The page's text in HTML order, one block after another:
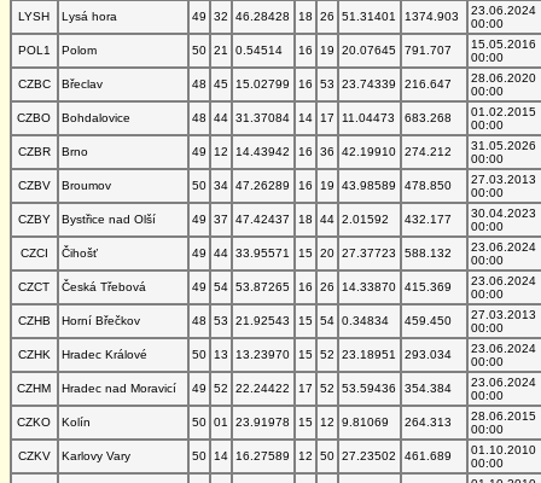
LYSH
Lysá hora 49 32 46.28428 18 26 51.31401 1374.903
23.06.2024
00:00
POL1
Polom 50 21 0.54514 16 19 20.07645 791.707
15.05.2016
00:00
CZBC
Břeclav 48 45 15.02799 16 53 23.74339 216.647
28.06.2020
00:00
CZBO
Bohdalovice 48 44 31.37084 14 17 11.04473 683.268
01.02.2015
00:00
CZBR
Brno 49 12 14.43942 16 36 42.19910 274.212
31.05.2026
00:00
CZBV
Broumov 50 34 47.26289 16 19 43.98589 478.850
27.03.2013
00:00
CZBY
Bystřice nad Olší 49 37 47.42437 18 44 2.01592 432.177
30.04.2023
00:00
CZCI
Čihošť 49 44 33.95571 15 20 27.37723 588.132
23.06.2024
00:00
CZCT
Česká Třebová 49 54 53.87265 16 26 14.33870 415.369
23.06.2024
00:00
CZHB
Horní Břečkov 48 53 21.92543 15 54 0.34834 459.450
27.03.2013
00:00
CZHK
Hradec Králové 50 13 13.23970 15 52 23.18951 293.034
23.06.2024
00:00
CZHM
Hradec nad Moravicí 49 52 22.24422 17 52 53.59436 354.384
23.06.2024
00:00
CZKO
Kolín 50 01 23.91978 15 12 9.81069 264.313
28.06.2015
00:00
CZKV
Karlovy Vary 50 14 16.27589 12 50 27.23502 461.689
01.10.2010
00:00